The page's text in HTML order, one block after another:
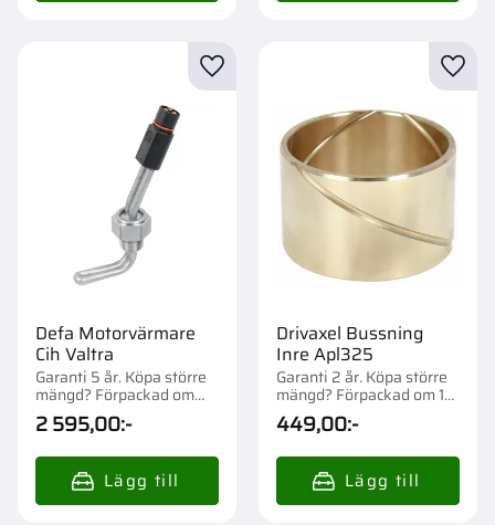
Defa Motorvärmare
Cih Valtra
Garanti 5 år. Köpa större
mängd? Förpackad om
1/26 st.
2 595,00:-
Lägg till i favoriter
Drivaxel Bussning
Inre Apl325
Garanti 2 år. Köpa större
mängd? Förpackad om 1
st.
449,00:-